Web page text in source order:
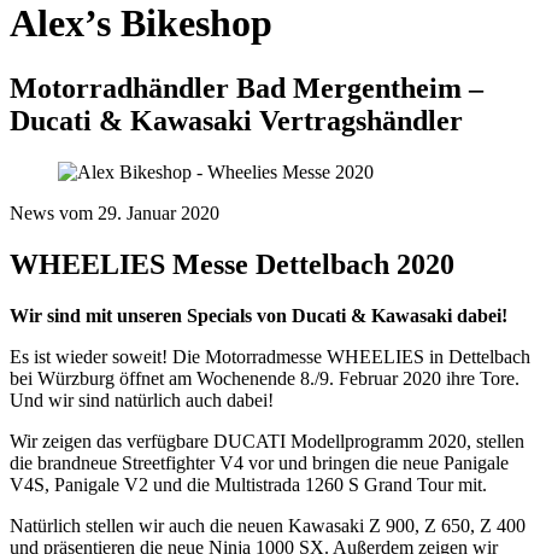
Alex’s Bikeshop
Motorradhändler Bad Mergentheim –
Ducati & Kawasaki Vertragshändler
News vom 29. Januar 2020
WHEELIES Messe Dettelbach 2020
Wir sind mit unseren Specials von Ducati & Kawasaki dabei!
Es ist wieder soweit! Die Motorradmesse WHEELIES in Dettelbach
bei Würzburg öffnet am Wochenende 8./9. Februar 2020 ihre Tore.
Und wir sind natürlich auch dabei!
Wir zeigen das verfügbare DUCATI Modellprogramm 2020, stellen
die brandneue Streetfighter V4 vor und bringen die neue Panigale
V4S, Panigale V2 und die Multistrada 1260 S Grand Tour mit.
Natürlich stellen wir auch die neuen Kawasaki Z 900, Z 650, Z 400
und präsentieren die neue Ninja 1000 SX. Außerdem zeigen wir